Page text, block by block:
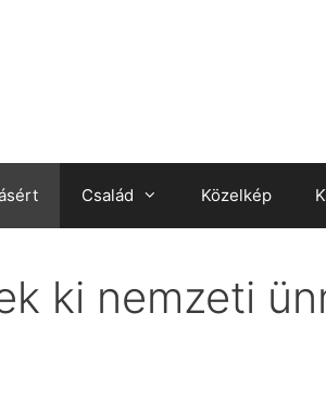
Család Közelkép
ki nemzeti